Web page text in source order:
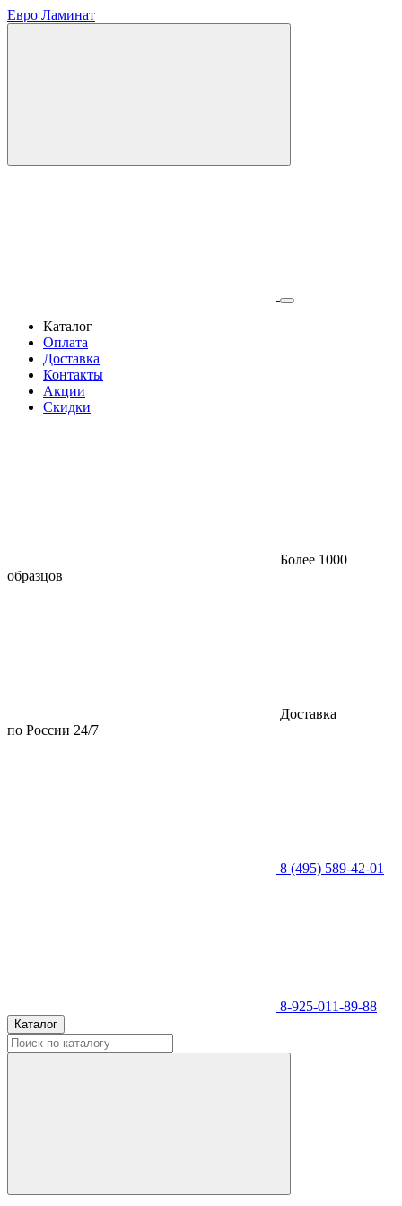
Евро Ламинат
Каталог
Оплата
Доставка
Контакты
Акции
Скидки
Более 1000
образцов
Доставка
по России 24/7
8 (495) 589-42-01
8-925-011-89-88
Каталог